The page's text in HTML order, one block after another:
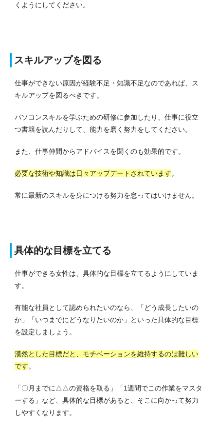
くようにしてください。
スキルアップを図る
仕事ができない原因が経験不足・知識不足なのであれば、ス
キルアップを図るべきです。
パソコンスキルを学ぶための研修に参加したり、仕事に役立
つ書籍を読んだりして、能力を磨く努力をしてください。
また、仕事仲間からアドバイスを聞くのも効果的です。
必要な技術や知識は日々アップデートされています。
常に最新のスキルを身につける努力を怠ってはいけません。
具体的な目標を立てる
仕事ができる女性は、具体的な目標を立てるようにしていま
す。
有能な社員として認められたいのなら、「どう成長したいの
か」「いつまでにどうなりたいのか」といった具体的な目標
を設定しましょう。
漠然とした目標だと、モチベーションを維持するのは難しい
です。
「〇月までに△△の資格を取る」「1週間でこの作業をマスタ
ーする」など、具体的な目標があると、そこに向かって努力
しやすくなります。